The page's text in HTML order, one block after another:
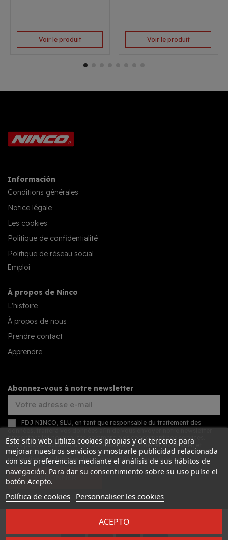
Voir le produit Voir le produit
Información
Conditions générales
Notice légale
Les cookies
Politique de confidentialité
Politique de réseau social
Emploi
À propos de Ninco
L'histoire
À propos de nous
Prendre contact
Apprendre
Abonnez-vous à notre newsletter
FDJ NINCO, SLU, en tant que responsable du traitement des
présentant les nouveautés commerciales concernant nos services.
Vous pouvez accéder à vos données, les rectifier et les effacer, et
exercer d'autres droits en consultant les informations détaillées sur la
protection des données dans notre politique de confidentialité.
S’ABONNER
Desarrollado por
Este sitio web utiliza cookies propias y de terceros para
mejorar nuestros servicios y mostrarle publicidad relacionada
con sus preferencias mediante el análisis de sus hábitos de
navegación. Para dar su consentimiento sobre su uso pulse el
botón Acepto.
Política de cookies Personnaliser les cookies
ACEPTO